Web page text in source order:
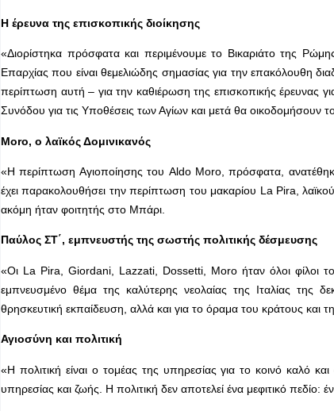
Η έρευνα της επισκοπικής διοίκησης
«Διορίστηκα πρόσφατα και περιμένουμε το Βικαριάτο της
Επαρχίας που είναι θεμελιώδης σημασίας για την επακόλουθη
περίπτωση αυτή – για την καθιέρωση της επισκοπικής έρευνας
Συνόδου για τις Υποθέσεις των Αγίων και μετά θα οικοδομήσουν
Moro, ο λαϊκός Δομινικανός
«Η περίπτωση Αγιοποίησης του Aldo Moro, πρόσφατα,
έχει παρακολουθήσει την περίπτωση του μακαρίου La Pira,
ακόμη ήταν φοιτητής στο Μπάρι.
Παύλος ΣΤ΄, εμπνευστής της σωστής πολιτικής δέσμευσης
«Οι La Pira, Giordani, Lazzati, Dossetti, Moro ήταν όλοι φίλοι
εμπνευσμένο θέμα της καλύτερης νεολαίας της Ιταλίας της
θρησκευτική εκπαίδευση, αλλά και για το όραμα του κράτους και
Αγιοσύνη και πολιτική
«Η πολιτική είναι ο τομέας της υπηρεσίας για το κοινό καλό
υπηρεσίας και ζωής. Η πολιτική δεν αποτελεί ένα μεφιτικό